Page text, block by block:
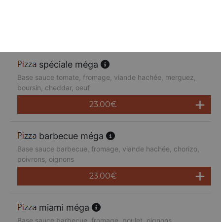
spéciale méga
Base sauce tomate, fromage, viande hachée, merguez,
boursin, cheddar, oeuf
23.00€
barbecue méga
Base sauce barbecue, fromage, viande hachée, chorizo,
poivrons, oignons
23.00€
miami méga